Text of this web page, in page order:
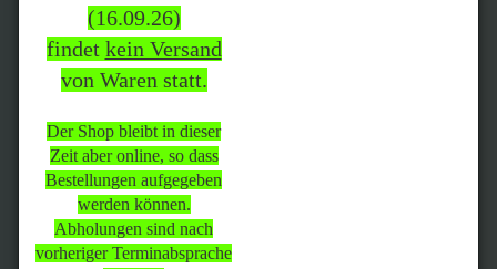
(16.09.26)
findet kein Versand
von Waren statt.
Der Shop bleibt in dieser
Zeit aber online, so dass
Bestellungen aufgegeben
werden können.
Abholungen sind nach
vorheriger Terminabsprache
In der Zeit von Mittwoch
(12.08.26) bis Mittwoch
(16.09.26)
statt.
Der Shop bleibt in dieser Zeit
aber online, so dass
Bestellungen aufgegeben
werden können.